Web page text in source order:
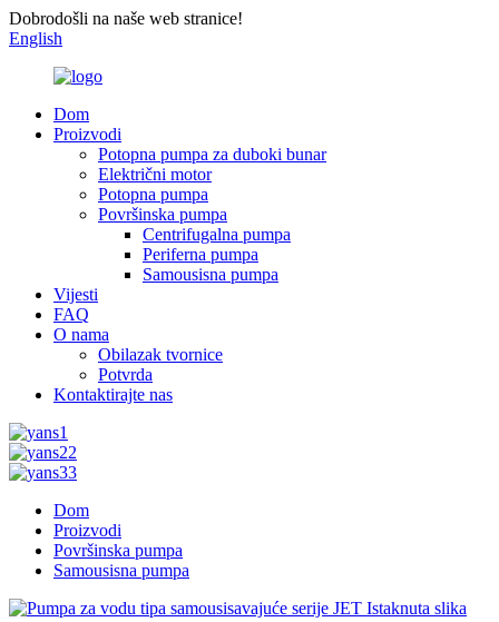
Dobrodošli na naše web stranice!
English
Dom
Proizvodi
Potopna pumpa za duboki bunar
Električni motor
Potopna pumpa
Površinska pumpa
Centrifugalna pumpa
Periferna pumpa
Samousisna pumpa
Vijesti
FAQ
O nama
Obilazak tvornice
Potvrda
Kontaktirajte nas
Dom
Proizvodi
Površinska pumpa
Samousisna pumpa